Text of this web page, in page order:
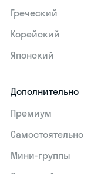
Греческий
Корейский
Японский
Дополнительно
Премиум
Самостоятельно
Мини-группы